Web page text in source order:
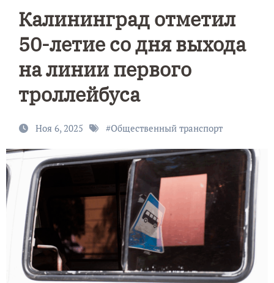
Калининград отметил
50-летие со дня выхода
на линии первого
троллейбуса
Ноя 6, 2025 #Общественный транспорт